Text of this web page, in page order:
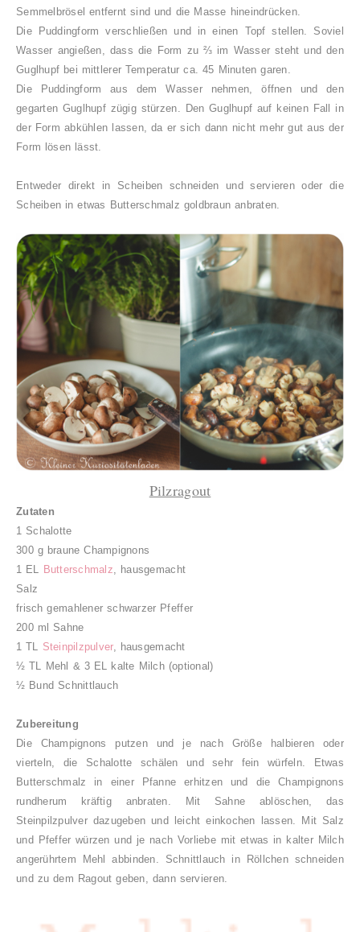
Semmelbrösel entfernt sind und die Masse hineindrücken.
Die Puddingform verschließen und in einen Topf stellen. Soviel
Wasser angießen, dass die Form zu ⅔ im Wasser steht und den
Guglhupf bei mittlerer Temperatur ca. 45 Minuten garen.
Die Puddingform aus dem Wasser nehmen, öffnen und den
gegarten Guglhupf zügig stürzen. Den Guglhupf auf keinen Fall in
der Form abkühlen lassen, da er sich dann nicht mehr gut aus der
Form lösen lässt.
Entweder direkt in Scheiben schneiden und servieren oder die
Scheiben in etwas Butterschmalz goldbraun anbraten.
Pilzragout
Zutaten
1 Schalotte
300 g braune Champignons
1 EL
Butterschmalz , hausgemacht
Salz
frisch gemahlener schwarzer Pfeffer
200 ml Sahne
1 TL Steinpilzpulver, hausgemacht
½ TL Mehl & 3 EL kalte Milch (optional)
½ Bund Schnittlauch
Zubereitung
Die Champignons putzen und je nach Größe halbieren oder
vierteln, die Schalotte schälen und sehr fein würfeln. Etwas
Butterschmalz in einer Pfanne erhitzen und die Champignons
rundherum kräftig anbraten. Mit Sahne ablöschen, das
Steinpilzpulver dazugeben und leicht einkochen lassen. Mit Salz
und Pfeffer würzen und je nach Vorliebe mit etwas in kalter Milch
angerührtem Mehl abbinden. Schnittlauch in Röllchen schneiden
und zu dem Ragout geben, dann servieren.